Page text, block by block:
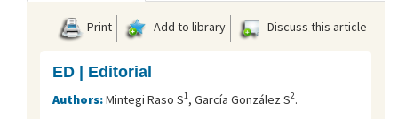
Print Add to library Discuss this article
ED | Editorial
Authors:Mintegi Raso S1, García González S2.